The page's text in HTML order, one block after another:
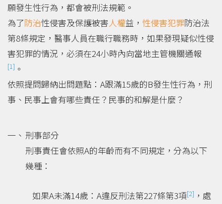
願發生性行為，都會被刑法規範。
為了防治性侵害及保護被害人權益， 性侵害犯罪防治法
第8條規定，醫事人員在職行職務時，如果發現疑似性侵
害犯罪的情況，必須在24小時內向當地主管機關通報
[1] 。
依照提問歸納出問題點：A跟滿15歲的B發生性行為，刑
事、民事上會有哪些責任？民事的和解是什麼？
刑事部分
刑事責任會依照A的年齡而有不同規定，分為以下
幾種：
如果A未滿14歲：A違反刑法第227條第3項[2] ，處